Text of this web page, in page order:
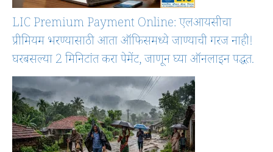
LIC Premium Payment Online: एलआयसीचा
प्रीमियम भरण्यासाठी आता ऑफिसमध्ये जाण्याची गरज नाही!
घरबसल्या 2 मिनिटांत करा पेमेंट, जाणून घ्या ऑनलाइन पद्धत.